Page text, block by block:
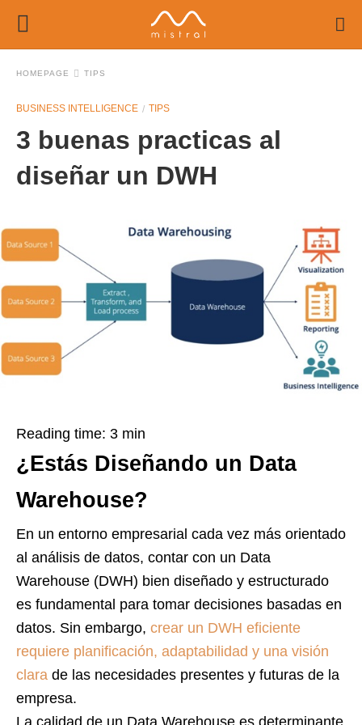
HOMEPAGE TIPS
BUSINESS INTELLIGENCE TIPS
3 buenas practicas al
diseñar un DWH
Reading time: 3 min
¿Estás Diseñando un Data
Warehouse?
En un entorno empresarial cada vez más orientado
al análisis de datos, contar con un Data
Warehouse (DWH) bien diseñado y estructurado
es fundamental para tomar decisiones basadas en
datos. Sin embargo, crear un DWH eficiente
requiere planificación, adaptabilidad y una visión
clara de las necesidades presentes y futuras de la
empresa.
La calidad de un Data Warehouse es determinante